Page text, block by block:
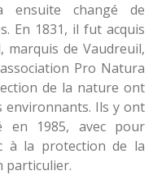
ensuite changé de
En 1831, il fut acquis
marquis de Vaudreuil,
Pro Natura
de la nature ont
environnants. Ils y ont
en 1985, avec pour
à la protection de la
particulier.